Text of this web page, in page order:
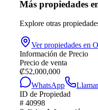
Más propiedades
Explore otras
Ver propiedades en
Información de Precio
Precio de venta
₡52,000,000
WhatsApp
ID de Propiedad
# 40998